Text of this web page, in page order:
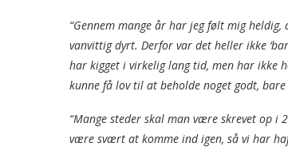
“Gennem mange år har jeg følt mig
vanvittig dyrt. Derfor var det heller ikke
har kigget i virkelig lang tid, men har ikke
kunne få lov til at beholde noget godt,
“Mange steder skal man være skrevet op
være svært at komme ind igen, så vi har